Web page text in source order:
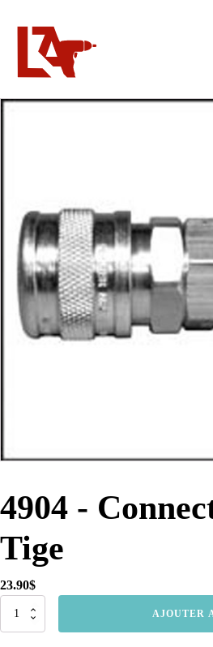
4904 -
Tige
23.90$
quantité
AJOUTER